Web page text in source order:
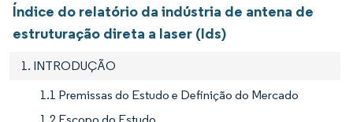
Índice do relatório da indústria de antena de
estruturação direta a laser (lds)
1. INTRODUÇÃO
1.1 Premissas do Estudo e Definição do Mercado
1.2 Escopo do Estudo